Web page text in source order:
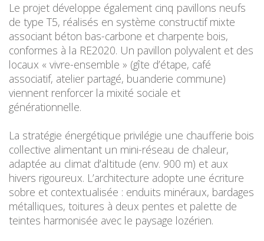
Le projet développe également cinq pavillons neufs
de type T5, réalisés en système constructif mixte
associant béton bas-carbone et charpente bois,
conformes à la RE2020. Un pavillon polyvalent et des
locaux « vivre-ensemble » (gîte d’étape, café
associatif, atelier partagé, buanderie commune)
viennent renforcer la mixité sociale et
générationnelle.
La stratégie énergétique privilégie une chaufferie bois
collective alimentant un mini-réseau de chaleur,
adaptée au climat d’altitude (env. 900 m) et aux
hivers rigoureux. L’architecture adopte une écriture
sobre et contextualisée : enduits minéraux, bardages
métalliques, toitures à deux pentes et palette de
teintes harmonisée avec le paysage lozérien.